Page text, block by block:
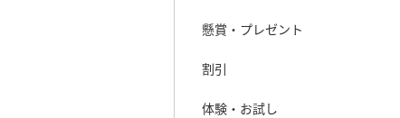
懸賞・プレゼント
割引
体験・お試し